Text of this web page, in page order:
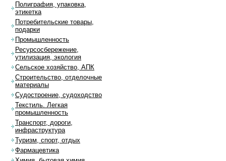
Полиграфия, упаковка,
этикетка
Потребительские товары,
подарки
Промышленность
Ресурсосбережение,
утилизация, экология
Сельское хозяйство, АПК
Строительство, отделочные
материалы
Судостроение, судоходство
Текстиль. Легкая
промышленность
Транспорт, дороги,
инфраструктура
Туризм, спорт, отдых
Фармацевтика